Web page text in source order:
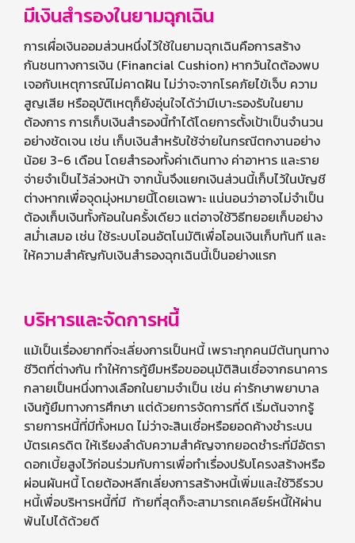
มีเงินสำรองในยามฉุกเฉิน
การเผื่อเงินออมส่วนหนึ่งไว้ใช้ในยามฉุกเฉินคือการสร้าง
กันชนทางการเงิน (Financial Cushion) หากวันใดต้องพบ
เจอกับเหตุการณ์ไม่คาดฝัน ไม่ว่าจะจากโรคภัยไข้เจ็บ ความ
สูญเสีย หรืออุบัติเหตุก็ยังอุ่นใจได้ว่ามีเบาะรองรับในยาม
ต้องการ การเก็บเงินสำรองนี้ทำได้โดยการตั้งเป้าเป็นจำนวน
อย่างชัดเจน เช่น เก็บเงินสำหรับใช้จ่ายในกรณีตกงานอย่าง
น้อย 3-6 เดือน โดยสำรองทั้งค่าเดินทาง ค่าอาหาร และราย
จ่ายจำเป็นไว้ล่วงหน้า จากนั้นจึงแยกเงินส่วนนี้เก็บไว้ในบัญชี
ต่างหากเพื่อจุดมุ่งหมายนี้โดยเฉพาะ แน่นอนว่าอาจไม่จำเป็น
ต้องเก็บเงินทั้งก้อนในครั้งเดียว แต่อาจใช้วิธีทยอยเก็บอย่าง
สม่ำเสมอ เช่น ใช้ระบบโอนอัตโนมัติเพื่อโอนเงินเก็บทันที และ
ให้ความสำคัญกับเงินสำรองฉุกเฉินนี้เป็นอย่างแรก
บริหารและจัดการหนี้
แม้เป็นเรื่องยากที่จะเลี่ยงการเป็นหนี้ เพราะทุกคนมีต้นทุนทาง
ชีวิตที่ต่างกัน ทำให้การกู้ยืมหรือขออนุมัติสินเชื่อจากธนาคาร
กลายเป็นหนึ่งทางเลือกในยามจำเป็น เช่น ค่ารักษาพยาบาล
เงินกู้ยืมทางการศึกษา แต่ด้วยการจัดการที่ดี เริ่มต้นจากรู้
รายการหนี้ที่มีทั้งหมด ไม่ว่าจะสินเชื่อหรือยอดค้างชำระบน
บัตรเครดิต ให้เรียงลำดับความสำคัญจากยอดชำระที่มีอัตรา
ดอกเบี้ยสูงไว้ก่อนร่วมกับการเพื่อทำเรื่องปรับโครงสร้างหรือ
ผ่อนผันหนี้ โดยต้องหลีกเลี่ยงการสร้างหนี้เพิ่มและใช้วิธีรวบ
หนี้เพื่อบริหารหนี้ที่มี ท้ายที่สุดก็จะสามารถเคลียร์หนี้ให้ผ่าน
พ้นไปได้ด้วยดี